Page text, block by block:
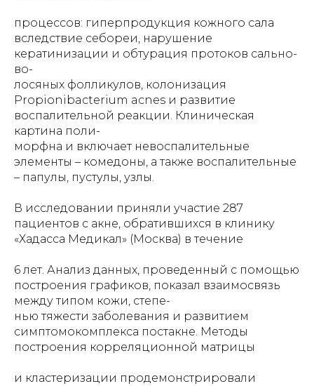
процессов: гиперпродукция кожного сала
вследствие себореи, нарушение
кератинизации и обтурация протоков сально-
во-
лосяных фолликулов, колонизация
Propionibacterium acnes и развитие
воспалительной реакции. Клиническая
картина поли-
морфна и включает невоспалительные
элементы – комедоны, а также воспалительные
– папулы, пустулы, узлы.
В исследовании приняли участие 287
пациентов с акне, обратившихся в клинику
«Хадасса Медикал» (Москва) в течение
6 лет. Анализ данных, проведенный с помощью
построения графиков, показал взаимосвязь
между типом кожи, степе-
нью тяжести заболевания и развитием
симптомокомплекса постакне. Методы
построения корреляционной матрицы
и кластеризации продемонстрировали